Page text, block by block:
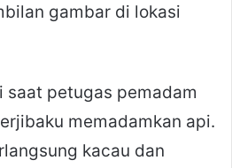
gambar di lokasi
petugas pemadam
memadamkan api.
kacau dan